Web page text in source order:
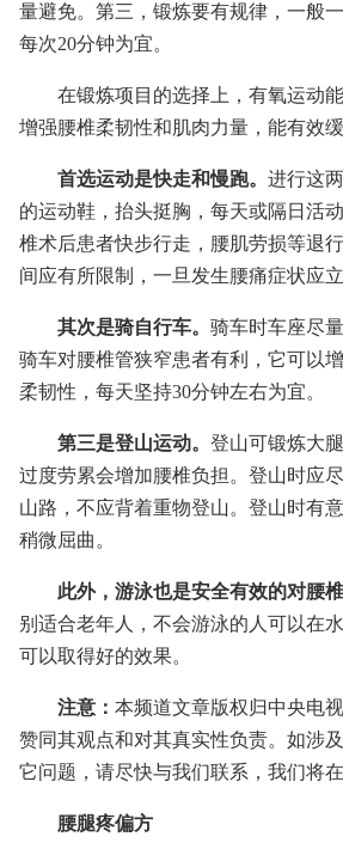
量避免。第三，锻炼要有规律，一般
每次20分钟为宜。
在锻炼项目的选择上，有氧运动
增强腰椎柔韧性和肌肉力量，能有效
首选运动是快走和慢跑。 进行这
的运动鞋，抬头挺胸，每天或隔日活
椎术后患者快步行走，腰肌劳损等退
间应有所限制，一旦发生腰痛症状应立
其次是骑自行车。 骑车时车座尽
骑车对腰椎管狭窄患者有利，它可以
柔韧性，每天坚持30分钟左右为宜。
第三是登山运动。 登山可锻炼大
过度劳累会增加腰椎负担。登山时应
山路，不应背着重物登山。登山时有
稍微屈曲。
此外，游泳也是安全有效的对腰
别适合老年人，不会游泳的人可以在
可以取得好的效果。
注意： 本频道文章版权归中央电
赞同其观点和对其真实性负责。如涉
它问题，请尽快与我们联系，我们将
腰腿疼偏方